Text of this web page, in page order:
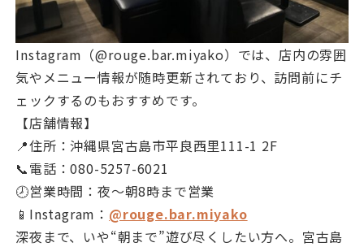
Instagram（@rouge.bar.miyako）では、店内の雰囲
気やメニュー情報が随時更新されており、訪問前にチ
ェックするのもおすすめです。
【店舗情報】
📍住所：沖縄県宮古島市平良西里111-1 2F
📞電話：080-5257-6021
🕗営業時間：夜〜朝8時まで営業
📱Instagram： @rouge.bar.miyako
深夜まで、いや“朝まで”遊び尽くしたい方へ。宮古島